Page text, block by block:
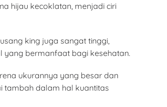
hijau kecoklatan, menjadi ciri
king juga sangat tinggi,
yang bermanfaat bagi kesehatan.
ukurannya yang besar dan
tambah dalam hal kuantitas